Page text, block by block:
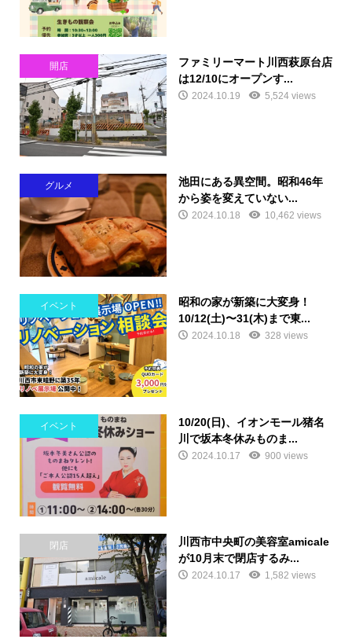
開店
ファミリーマート川西萩原台店
は12/10にオープンす...
2024.10.19 5,524 views
グルメ
池田にある異空間。昭和46年
から姿を変えていない...
2024.10.18 10,462 views
イベント
昭和の家が新築に大変身！
10/12(土)〜31(木)まで東...
2024.10.18 328 views
イベント
10/20(日)、イオンモール猪名
川で坂本冬休みものま...
2024.10.17 900 views
閉店
川西市中央町の美容室amicale
が10月末で閉店するみ...
2024.10.17 1,582 views